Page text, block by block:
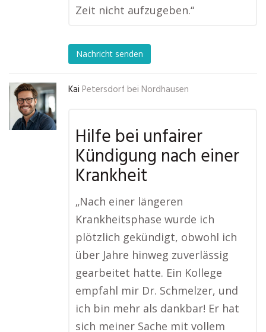
Zeit nicht aufzugeben.“
Nachricht senden
Kai Petersdorf bei Nordhausen
Hilfe bei unfairer
Kündigung nach einer
Krankheit
„Nach einer längeren
Krankheitsphase wurde ich
plötzlich gekündigt, obwohl ich
über Jahre hinweg zuverlässig
gearbeitet hatte. Ein Kollege
empfahl mir Dr. Schmelzer, und
ich bin mehr als dankbar! Er hat
sich meiner Sache mit vollem